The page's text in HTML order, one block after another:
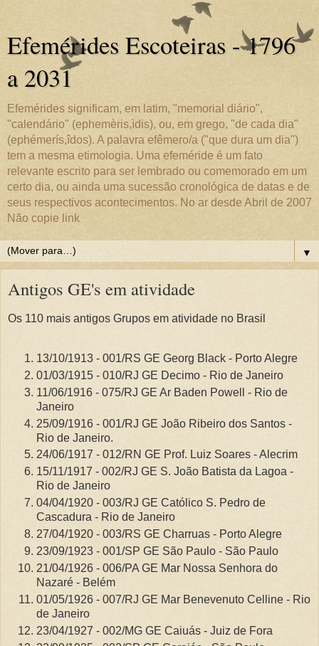
Efemérides Escoteiras - 1796
a 2031
Efemérides significam, em latim, "memorial diário",
"calendário" (ephemèris,ìdis), ou, em grego, "de cada dia"
(ephémerís,îdos). A palavra efêmero/a ("que dura um dia")
tem a mesma etimologia. Uma efeméride é um fato
relevante escrito para ser lembrado ou comemorado em um
certo dia, ou ainda uma sucessão cronológica de datas e de
seus respectivos acontecimentos. No ar desde Abril de 2007
Não copie link
▼
Antigos GE's em atividade
Os 110 mais antigos Grupos em atividade no Brasil
13/10/1913 - 001/RS GE Georg Black - Porto Alegre
01/03/1915 - 010/RJ GE Decimo - Rio de Janeiro
11/06/1916 - 075/RJ GE Ar Baden Powell - Rio de
Janeiro
25/09/1916 - 001/RJ GE João Ribeiro dos Santos -
Rio de Janeiro.
24/06/1917 - 012/RN GE Prof. Luiz Soares - Alecrim
15/11/1917 - 002/RJ GE S. João Batista da Lagoa -
Rio de Janeiro
04/04/1920 - 003/RJ GE Católico S. Pedro de
Cascadura - Rio de Janeiro
27/04/1920 - 003/RS GE Charruas - Porto Alegre
23/09/1923 - 001/SP GE São Paulo - São Paulo
21/04/1926 - 006/PA GE Mar Nossa Senhora do
Nazaré - Belém
01/05/1926 - 007/RJ GE Mar Benevenuto Celline - Rio
de Janeiro
23/04/1927 - 002/MG GE Caiuás - Juiz de Fora